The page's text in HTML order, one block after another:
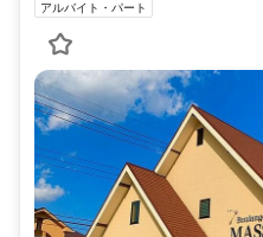
アルバイト・パート